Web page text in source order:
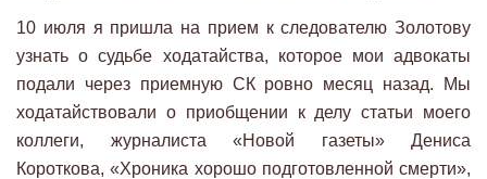
10 июля я пришла на прием к следователю Золотову
узнать о судьбе ходатайства, которое мои адвокаты
подали через приемную СК ровно месяц назад. Мы
ходатайствовали о приобщении к делу статьи моего
коллеги, журналиста «Новой газеты» Дениса
Короткова, «Хроника хорошо подготовленной смерти»,